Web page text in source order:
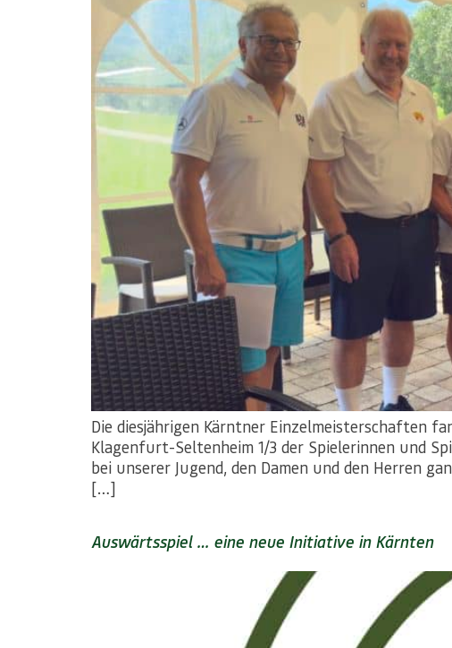
Die diesjährigen Kärntner Einzelmeisterschaften
Klagenfurt-Seltenheim 1/3 der Spielerinnen und
bei unserer Jugend, den Damen und den Herren
[…]
Auswärtsspiel … eine neue Initiative in Kärnten